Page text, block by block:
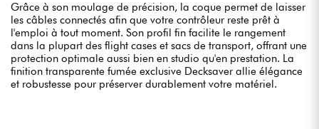
Grâce à son moulage de précision, la coque permet de laisser
les câbles connectés afin que votre contrôleur reste prêt à
l'emploi à tout moment. Son profil fin facilite le rangement
dans la plupart des flight cases et sacs de transport, offrant une
protection optimale aussi bien en studio qu'en prestation. La
finition transparente fumée exclusive Decksaver allie élégance
et robustesse pour préserver durablement votre matériel.